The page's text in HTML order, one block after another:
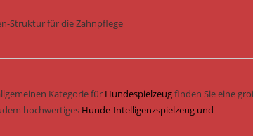
Struktur für die Zahnpflege
Kategorie für Hundespielzeugfinden Sie eine
hochwertiges Hunde-Intelligenzspielzeug und